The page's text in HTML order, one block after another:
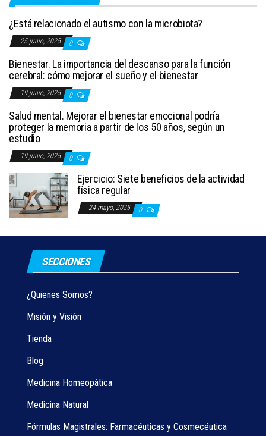
¿Está relacionado el autismo con la microbiota?
25 junio, 2025 0
Bienestar. La importancia del descanso para la función
cerebral: cómo mejorar el sueño y el bienestar
19 junio, 2025 0
Salud mental. Mejorar el bienestar emocional podría
proteger la memoria a partir de los 50 años, según un
estudio
19 junio, 2025 0
Ejercicio: Siete beneficios de la actividad
física regular
24 mayo, 2025 0
SECCIONES
¿Quienes Somos?
Misión y Visión
Tienda
Blog
Medicina Homeopática
Medicina Natural
Fórmulas Magistrales: Farmacéuticas y Cosmecéutica